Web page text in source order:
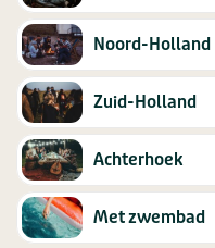
Noord-Holland
Zuid-Holland
Achterhoek
Met zwembad